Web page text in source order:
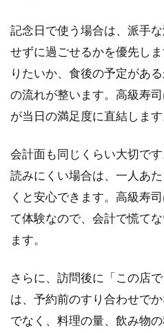
記念日で使う場合は、派手
せずに過ごせるかを優先し
りたいか、食後の予定があ
の流れが整います。高級寿
が当日の満足度に直結します
会計面も同じくらい大切で
読みにくい場合は、一人あ
くと安心できます。高級寿
て体験なので、会計で慌て
ます。
さらに、訪問後に「この店
は、予約前のすり合わせで
でなく、料理の量、飲み物